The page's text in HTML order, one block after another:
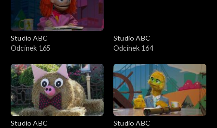
Studio ABC
Odcinek 165
Studio ABC
Odcinek 164
Studio ABC
Studio ABC